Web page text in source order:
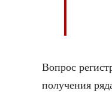
Вопрос
получения